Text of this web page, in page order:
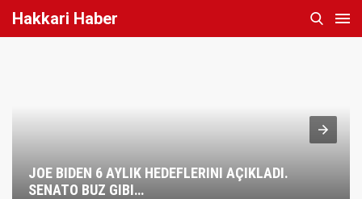
Hakkari Haber
JOE BIDEN 6 AYLIK HEDEFLERINI AÇIKLADI.
SENATO BUZ GIBI…